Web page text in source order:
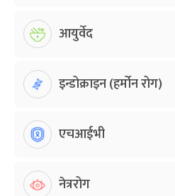
आयुर्वेद
इन्डोक्राइन (हर्मोन रोग)
एचआईभी
नेत्ररोग